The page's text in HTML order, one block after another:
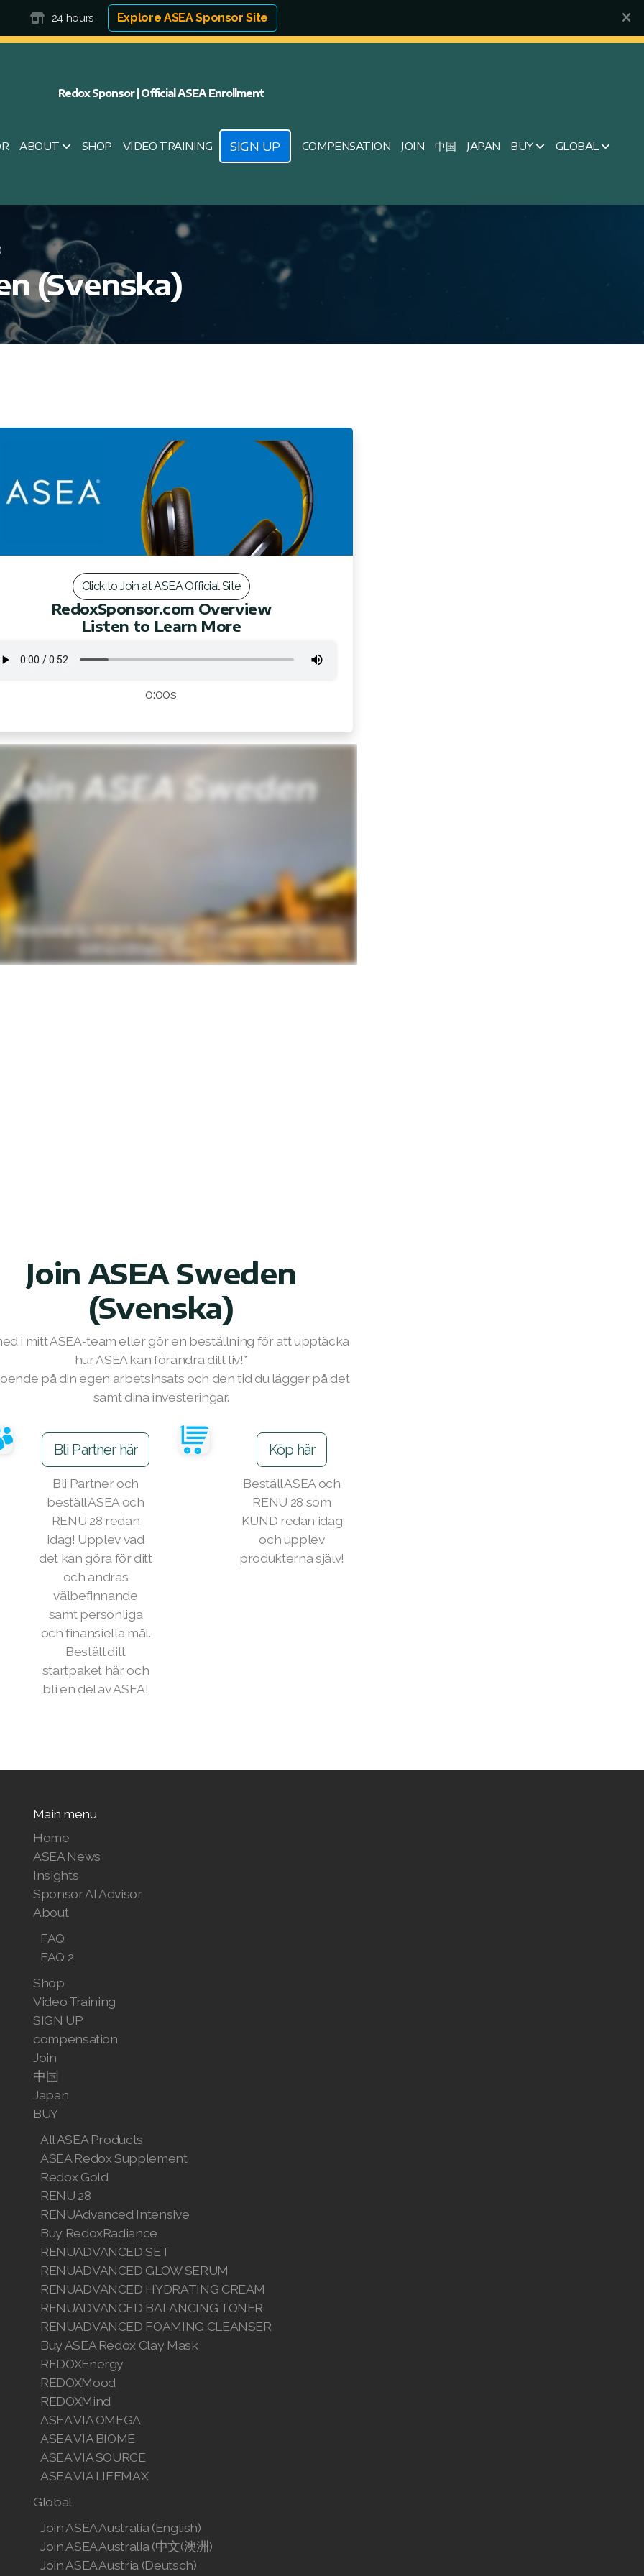
24 hours Explore ASEA Sponsor Site
Redox Sponsor | Official ASEA Enrollment
ABOUT SHOP VIDEO TRAINING SIGN UP COMPENSATION JOIN 中国 JAPAN BUY GLOBAL
(Svenska)
Click to Join at ASEA Official Site
RedoxSponsor.com Overview
Listen to Learn More
0:00s
Join ASEA Sweden
(Svenska)
i mitt ASEA-team eller gör en beställning för att upptäcka
hur ASEA kan förändra ditt liv!*
på din egen arbetsinsats och den tid du lägger på det
samt dina investeringar.
Bli Partner här
Bli Partner och
beställ ASEA och
RENU 28 redan
idag! Upplev vad
det kan göra för ditt
och andras
välbefinnande
samt personliga
och finansiella mål.
Beställ ditt
startpaket här och
bli en del av ASEA!
Köp här
Beställ ASEA och
RENU 28 som
KUND redan idag
och upplev
produkterna själv!
Main menu
Home
ASEA News
Insights
Sponsor AI Advisor
About
FAQ
FAQ 2
Shop
Video Training
SIGN UP
compensation
Join
中国
Japan
BUY
All ASEA Products
ASEA Redox Supplement
Redox Gold
RENU 28
RENUAdvanced Intensive
Buy RedoxRadiance
RENUADVANCED SET
RENUADVANCED GLOW SERUM
RENUADVANCED HYDRATING CREAM
RENUADVANCED BALANCING TONER
RENUADVANCED FOAMING CLEANSER
Buy ASEA Redox Clay Mask
REDOXEnergy
REDOXMood
REDOXMind
ASEA VIA OMEGA
ASEA VIA BIOME
ASEA VIA SOURCE
ASEA VIA LIFEMAX
Global
Join ASEA Australia (English)
Join ASEA Australia (中文(澳洲)
Join ASEA Austria (Deutsch)